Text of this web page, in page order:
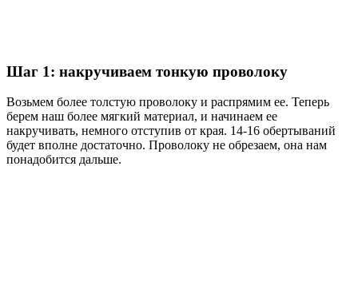
Шаг 1: накручиваем тонкую проволоку
Возьмем более толстую проволоку и распрямим ее. Теперь
берем наш более мягкий материал, и начинаем ее
накручивать, немного отступив от края. 14-16 обертываний
будет вполне достаточно. Проволоку не обрезаем, она нам
понадобится дальше.